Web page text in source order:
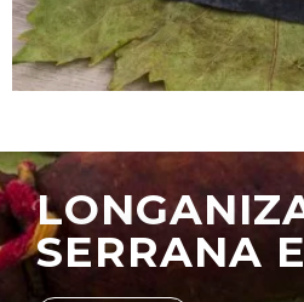
SERRANA